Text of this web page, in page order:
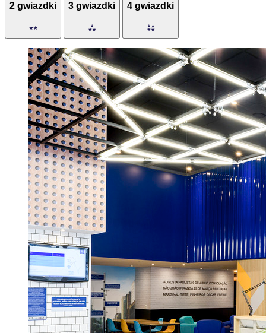
2 gwiazdki 3 gwiazdki 4 gwiazdki